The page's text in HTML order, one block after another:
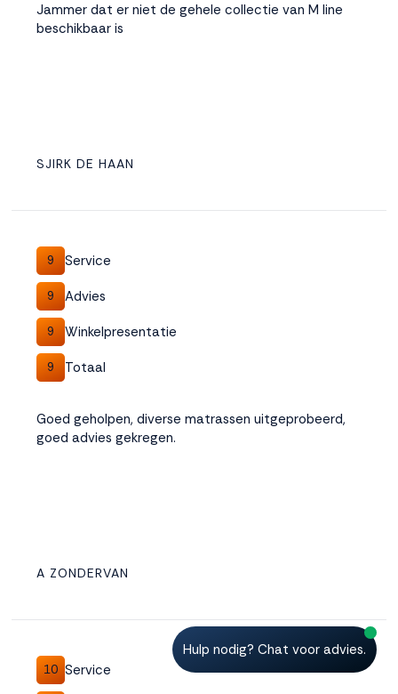
Jammer dat er niet de gehele collectie van M line
beschikbaar is
SJIRK DE HAAN
9 Service
9 Advies
9 Winkelpresentatie
9 Totaal
Goed geholpen, diverse matrassen uitgeprobeerd,
goed advies gekregen.
A ZONDERVAN
10 Service
Hulp nodig? Chat voor advies.